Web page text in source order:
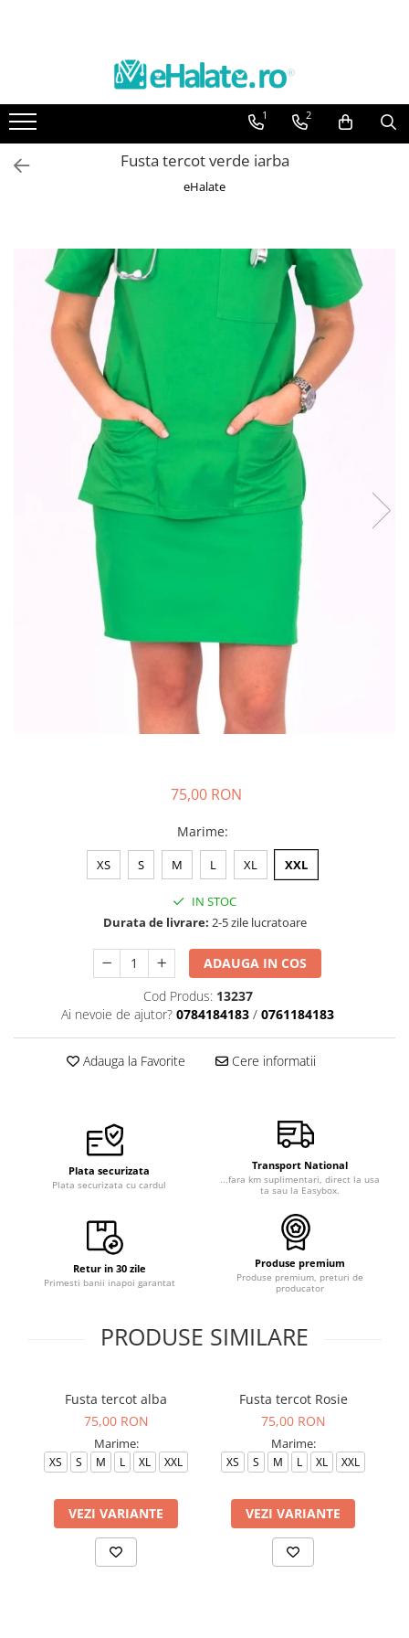
Toate Produsele
Bluze Unisex
Costume Unisex
Bluze Maria
Bluze medicale uni
Halate medicale
Halate Bianca
Bluze Maria
Halate medicale femei
Halate medicale barbati
Halate medicale P2 cu fluturas
Halate medicale cu nasturi
Halate medicale cu fermoar
Halate medicale polar - unisex
Halate medicale albe
Fuste, Sarafane
Halate medicale polar - unisex
Sorturi restaurante
Tricouri de lucru
Saboti medicali
ACCESORII
Noutati
1 2
Fusta tercot verde iarba
eHalate
75,00 RON
Marime:
XS S M L XL XXL
IN STOC
Durata de livrare: 2-5 zile lucratoare
ADAUGA IN COS
Cod Produs: 13237
Ai nevoie de ajutor? 0784184183 / 0761184183
Adauga la Favorite Cere informatii
Plata securizata
Plata securizata cu cardul
Transport National
...fara km suplimentari, direct la usa
ta sau la Easybox.
Retur in 30 zile
Primesti banii inapoi garantat
Produse premium
Produse premium, preturi de
producator
PRODUSE SIMILARE
Fusta tercot alba
75,00 RON
Marime:
XS S M L XL XXL
VEZI VARIANTE
Fusta tercot Rosie
75,00 RON
Marime:
XS S M L XL XXL
VEZI VARIANTE